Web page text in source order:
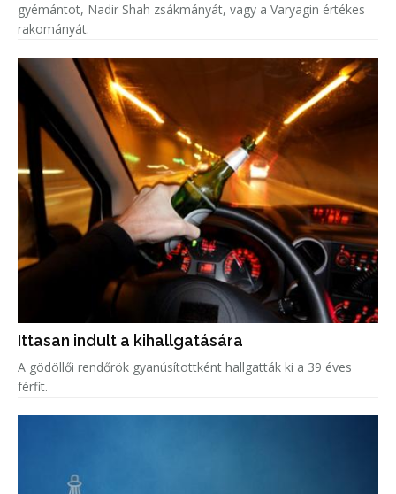
gyémántot, Nadir Shah zsákmányát, vagy a Varyagin értékes
rakományát.
Ittasan indult a kihallgatására
A gödöllői rendőrök gyanúsítottként hallgatták ki a 39 éves
férfit.